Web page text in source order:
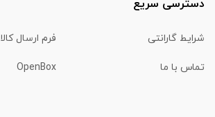
دسترسی سریع
شرایط گارانتی فرم ارسال کالا
تماس با ما OpenBox